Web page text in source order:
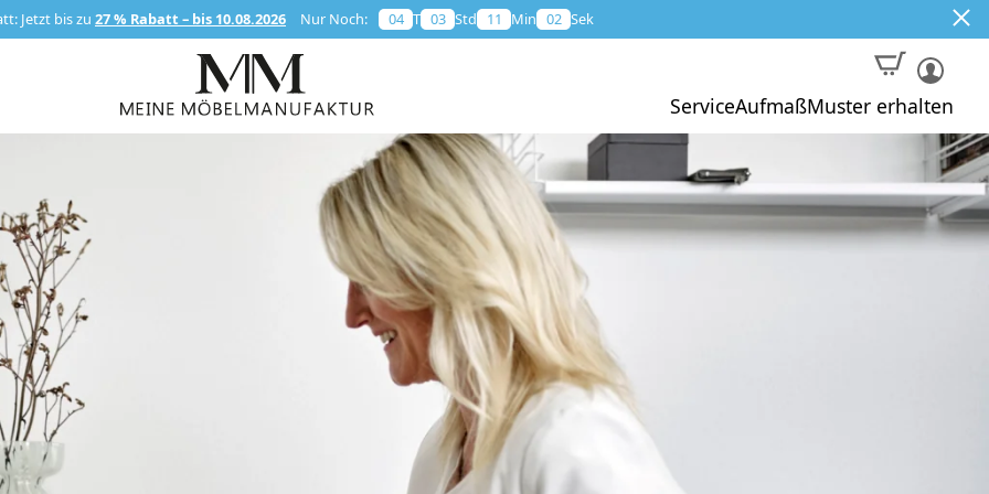
Jetzt bis zu 27 % Rabatt – bis 10.08.2026 Nur Noch: 04 T 03 Std 11 Min 01 Sek
ServiceAufmaßMuster erhalten